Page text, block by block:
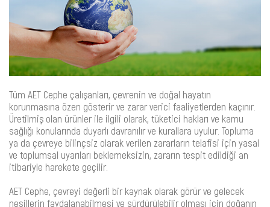
Tüm AET Cephe çalışanları, çevrenin ve doğal hayatın
korunmasına özen gösterir ve zarar verici faaliyetlerden kaçınır.
Üretilmiş olan ürünler ile ilgili olarak, tüketici hakları ve kamu
sağlığı konularında duyarlı davranılır ve kurallara uyulur. Topluma
ya da çevreye bilinçsiz olarak verilen zararların telafisi için yasal
ve toplumsal uyarıları beklemeksizin, zararın tespit edildiği an
itibariyle harekete geçilir.
AET Cephe, çevreyi değerli bir kaynak olarak görür ve gelecek
nesillerin faydalanabilmesi ve sürdürülebilir olması için doğanın